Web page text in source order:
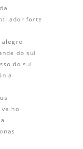
forte
do sul
do sul